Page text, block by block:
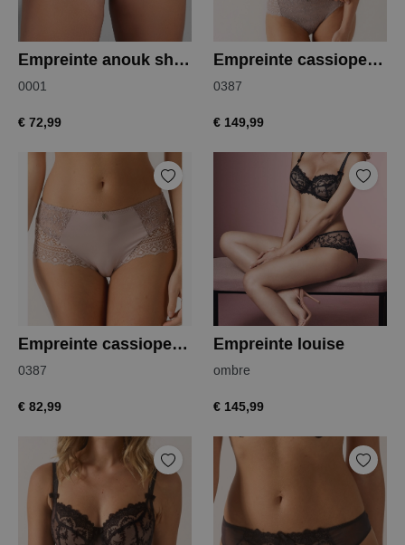
Empreinte anouk shorty
0001
€ 72,99
Empreinte cassiopee bh
0387
€ 149,99
Empreinte cassiopee taille
0387
€ 82,99
Empreinte louise
ombre
€ 145,99